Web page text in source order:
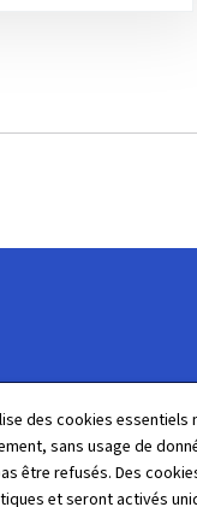
des cookies essentiels
sans usage de
être refusés. Des
et seront activés